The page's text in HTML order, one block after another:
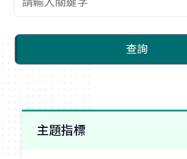
查詢
主題指標